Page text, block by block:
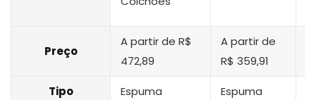
Preço
A partir de R$
472,89
A partir de
R$ 359,91
Tipo Espuma Espuma